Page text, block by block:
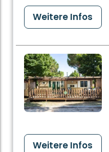
Weitere Infos
Weitere Infos